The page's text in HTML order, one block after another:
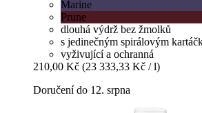
Marine
Prune
dlouhá výdrž bez žmolků
s jedinečným spirálovým
vyživující a ochranná
210,00 Kč (23 333,33 Kč / l)
Doručení do 12. srpna